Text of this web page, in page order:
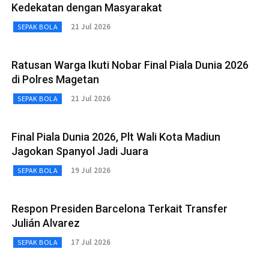
Kedekatan dengan Masyarakat
SEPAK BOLA 21 Jul 2026
Ratusan Warga Ikuti Nobar Final Piala Dunia 2026
di Polres Magetan
SEPAK BOLA 21 Jul 2026
Final Piala Dunia 2026, Plt Wali Kota Madiun
Jagokan Spanyol Jadi Juara
SEPAK BOLA 19 Jul 2026
Respon Presiden Barcelona Terkait Transfer
Julián Alvarez
SEPAK BOLA 17 Jul 2026